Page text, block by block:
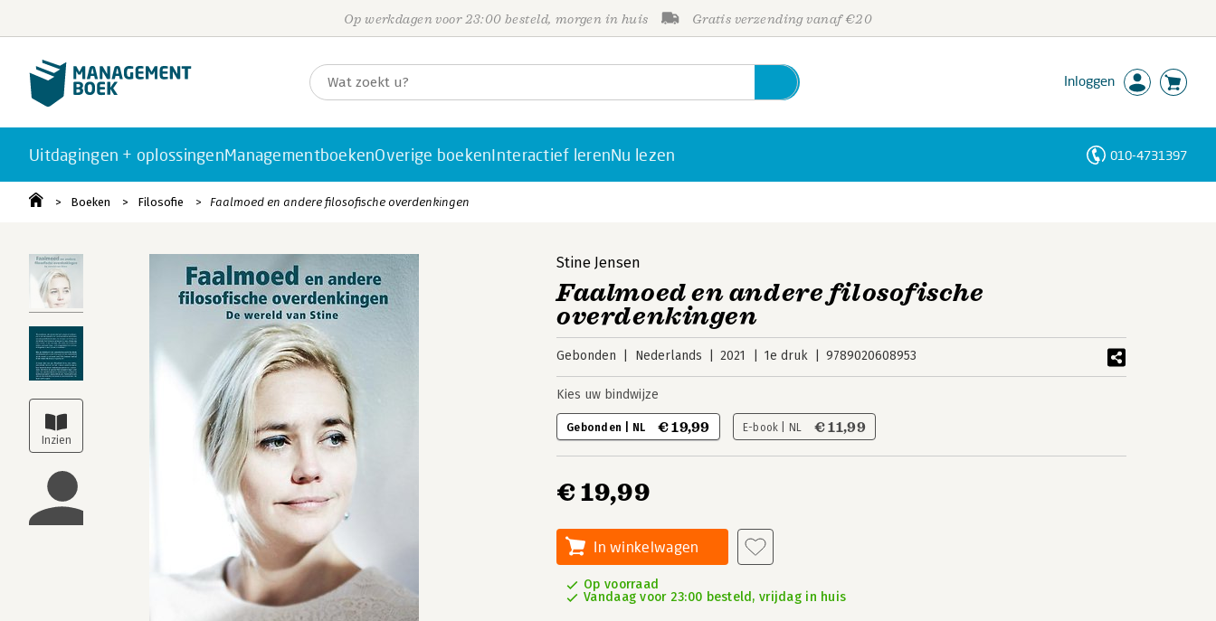
Op werkdagen voor 23:00 besteld, morgen in huis Gratis verzending vanaf €20
Inloggen
Uitdagingen + oplossingenManagementboekenOverige boekenInteractief lerenNu lezen 010-4731397
Boeken Filosofie Faalmoed en andere filosofische overdenkingen
Stine Jensen
Faalmoed en andere filosofische
overdenkingen
Gebonden Nederlands 2021 1e druk 9789020608953
Kies uw bindwijze
Gebonden | NL € 19,99 E-book | NL € 11,99
€ 19,99
In winkelwagen
Op voorraad
Vandaag voor 23:00 besteld, vrijdag in huis
Personen